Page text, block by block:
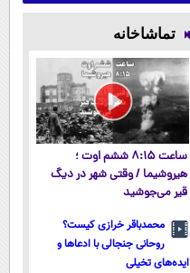
تماشاخانه
ساعت ۸:۱۵ ششم اوت ؛
هیروشیما / وقتی شهر در دیگ
قیر می‌جوشید
محمدباقر خرازی کیست؟
روحانی جنجالی با ادعاها و
ایده‌های تخیلی